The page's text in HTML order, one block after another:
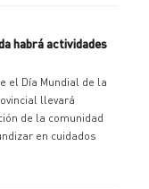
habrá actividades
el Día Mundial de la
llevará
de la comunidad
en cuidados